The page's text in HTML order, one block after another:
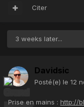
Citer
3 weeks later...
Davidsic
Posté(e) le 12
Prise en mains : http://